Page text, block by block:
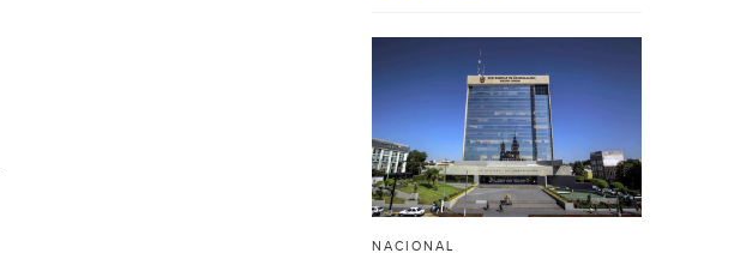
NACIONAL